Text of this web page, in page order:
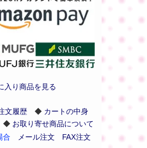
入り商品を見る
文履歴◆ カートの中身
◆ お取り寄せ商品について
合
メール注文 FAX注文